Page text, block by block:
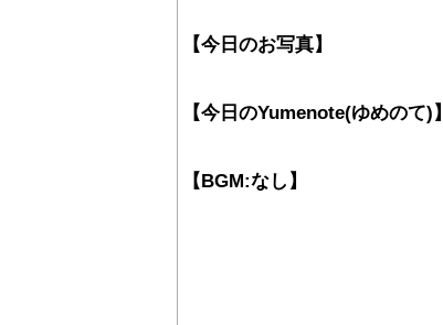
【今日のお写真】
【今日のYumenote(ゆめのて)】
【BGM:なし】